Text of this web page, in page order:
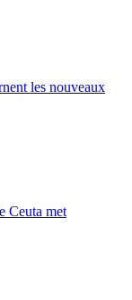
les nouveaux
Ceuta met